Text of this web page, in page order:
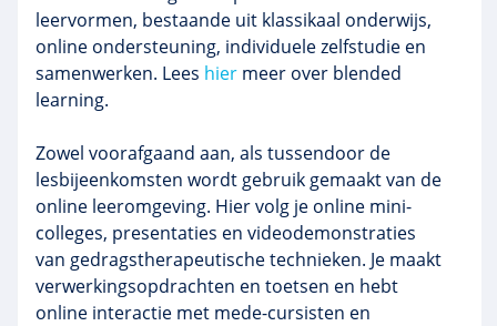
leervormen, bestaande uit klassikaal onderwijs,
online ondersteuning, individuele zelfstudie en
samenwerken. Lees hier meer over blended
learning.
Zowel voorafgaand aan, als tussendoor de
lesbijeenkomsten wordt gebruik gemaakt van de
online leeromgeving. Hier volg je online mini-
colleges, presentaties en videodemonstraties
van gedragstherapeutische technieken. Je maakt
verwerkingsopdrachten en toetsen en hebt
online interactie met mede-cursisten en